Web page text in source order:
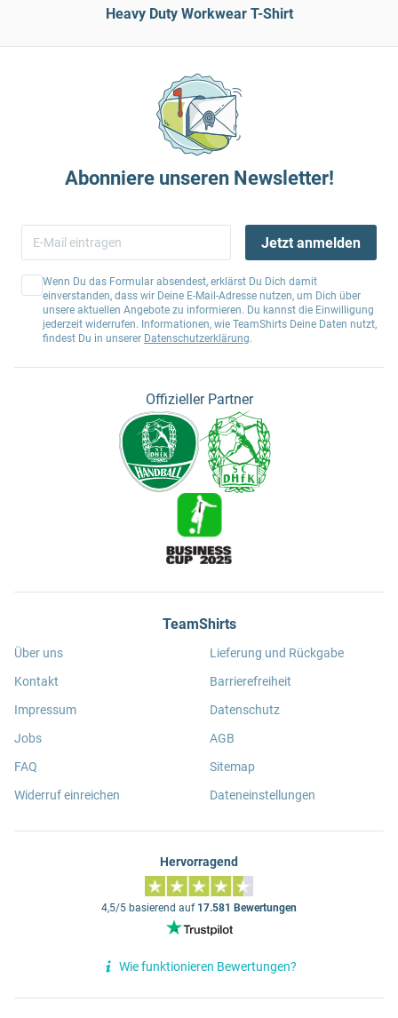
Heavy Duty Workwear T-Shirt
Abonniere unseren Newsletter!
Jetzt anmelden
Wenn Du das Formular absendest, erklärst Du Dich damit
einverstanden, dass wir Deine E-Mail-Adresse nutzen, um Dich über
unsere aktuellen Angebote zu informieren. Du kannst die Einwilligung
jederzeit widerrufen. Informationen, wie TeamShirts Deine Daten nutzt,
findest Du in unserer Datenschutzerklärung.
Offizieller Partner
TeamShirts
Über uns
Kontakt
Impressum
Jobs
FAQ
Widerruf einreichen
Lieferung und Rückgabe
Barrierefreiheit
Datenschutz
AGB
Sitemap
Dateneinstellungen
Hervorragend
4,5/5 basierend auf 17.581 Bewertungen
Wie funktionieren Bewertungen?